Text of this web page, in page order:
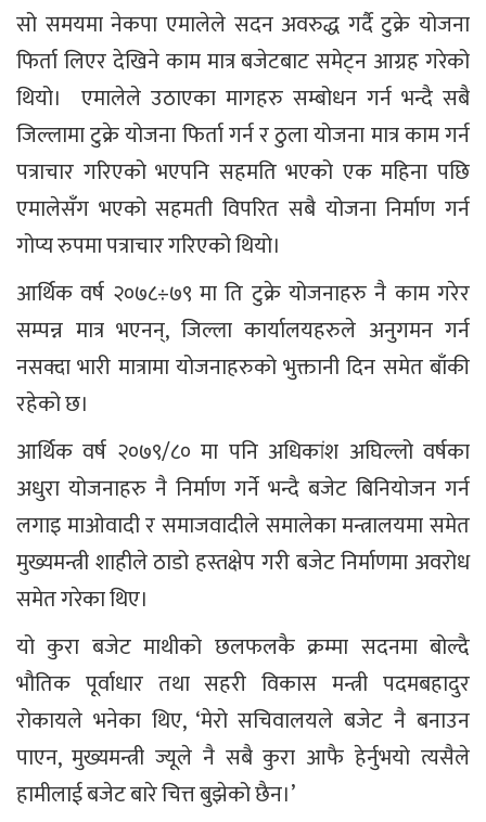
सो समयमा नेकपा एमालेले सदन अवरुद्ध गर्दै टुक्रे योजना
फिर्ता लिएर देखिने काम मात्र बजेटबाट समेट्न आग्रह गरेको
थियो। एमालेले उठाएका मागहरु सम्बोधन गर्न भन्दै सबै
जिल्लामा टुक्रे योजना फिर्ता गर्न र ठुला योजना मात्र काम गर्न
पत्राचार गरिएको भएपनि सहमति भएको एक महिना पछि
एमालेसँग भएको सहमती विपरित सबै योजना निर्माण गर्न
गोप्य रुपमा पत्राचार गरिएको थियो।
आर्थिक वर्ष २०७८÷७९ मा ति टुक्रे योजनाहरु नै काम गरेर
सम्पन्न मात्र भएनन्, जिल्ला कार्यालयहरुले अनुगमन गर्न
नसक्दा भारी मात्रामा योजनाहरुको भुक्तानी दिन समेत बाँकी
रहेको छ।
आर्थिक वर्ष २०७९/८० मा पनि अधिकांश अघिल्लो वर्षका
अधुरा योजनाहरु नै निर्माण गर्ने भन्दै बजेट बिनियोजन गर्न
लगाइ माओवादी र समाजवादीले समालेका मन्त्रालयमा समेत
मुख्यमन्त्री शाहीले ठाडो हस्तक्षेप गरी बजेट निर्माणमा अवरोध
समेत गरेका थिए।
यो कुरा बजेट माथीको छलफलकै क्रम्मा सदनमा बोल्दै
भौतिक पूर्वाधार तथा सहरी विकास मन्त्री पदमबहादुर
रोकायले भनेका थिए, ‘मेरो सचिवालयले बजेट नै बनाउन
पाएन, मुख्यमन्त्री ज्यूले नै सबै कुरा आफै हेर्नुभयो त्यसैले
हामीलाई बजेट बारे चित्त बुझेको छैन।’